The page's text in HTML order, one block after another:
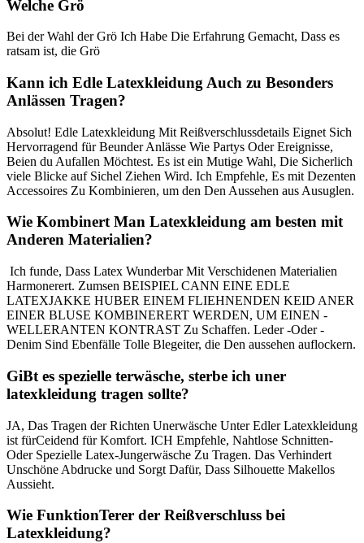
Welche ⁤Grö
Bei der Wahl der Grö Ich Habe Die ‍Erfahrung Gemacht, ​Dass​ es
ratsam ist, die Grö
Kann ⁣ich Edle Latexkleidung Auch zu Besonders
Anlässen Tragen?
Absolut! Edle Latexkleidung ‍Mit Reißverschlussdetails Eignet Sich‍
Hervorragend für ⁤Beunder Anlässe Wie Partys Oder Ereignisse,
Beien⁤ du Aufallen Möchtest. Es ist ein Mutige Wahl,⁢ Die Sicherlich
viele Blicke ‌auf Sichel Ziehen Wird. Ich Empfehle, ​Es mit Dezenten
Accessoires Zu‍ Kombinieren, um den Den⁢ Aussehen aus Ausuglen.
Wie Kombinert Man Latexkleidung ​am besten mit
Anderen⁤ Materialien?
⁤ Ich funde, Dass⁢ Latex Wunderbar Mit Verschidenen Materialien
Harmonerert. Zumsen BEISPIEL CANN EINE EDLE
LATEXJAKKE HUBER EINEM FLIEHNENDEN KEID ANER⁢
EINER BLUSE KOMBINERERT WERDEN, UM EINEN⁤ -
WELLERANTEN KONTRAST Zu Schaffen. Leder ⁣-Oder -
Denim Sind Ebenfälle Tolle Blegeiter, die​ Den aussehen ⁤auflockern.
GiBt es ⁢spezielle terwäsche, sterbe ich ⁢uner
⁤latexkleidung tragen ​sollte?
JA, Das Tragen⁤ der Richten Unerwäsche ⁤Unter Edler ⁢Latexkleidung
ist fürCeidend für ‌Komfort. ICH ⁢Empfehle, Nahtlose Schnitten-
Oder​ Spezielle Latex-Jungerwäsche Zu Tragen. Das Verhindert
‍Unschöne Abdrucke und Sorgt ⁢Dafür, Dass Silhouette⁣ Makellos
Aussieht.
Wie FunktionTerer der Reißverschluss bei
Latexkleidung?